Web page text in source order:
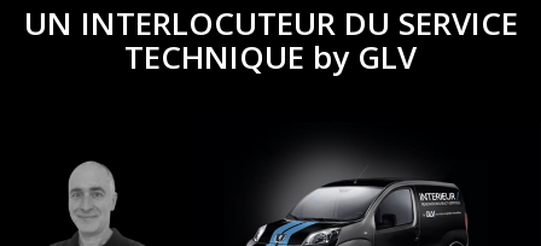
UN INTERLOCUTEUR DU SERVICE
TECHNIQUE by GLV